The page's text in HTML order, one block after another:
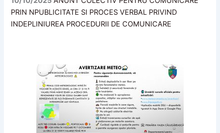
PRIN NPUBLICITATE SI PROCES VERBAL PRIVIND
INDEPLINIUREA PROCEDURII DE COMUNICARE